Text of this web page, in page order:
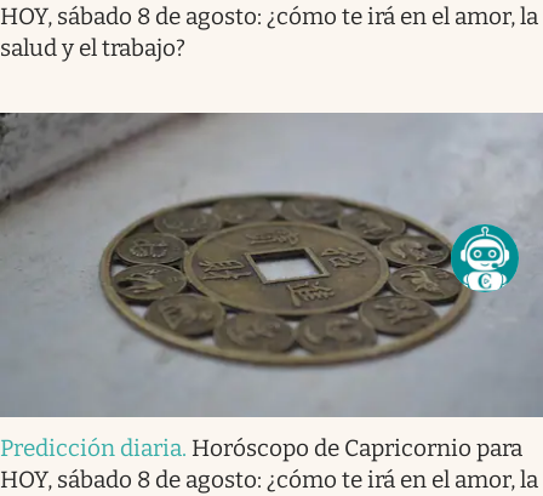
HOY, sábado 8 de agosto: ¿cómo te irá en el amor, la
salud y el trabajo?
Predicción diaria. Horóscopo de Capricornio para
HOY, sábado 8 de agosto: ¿cómo te irá en el amor, la